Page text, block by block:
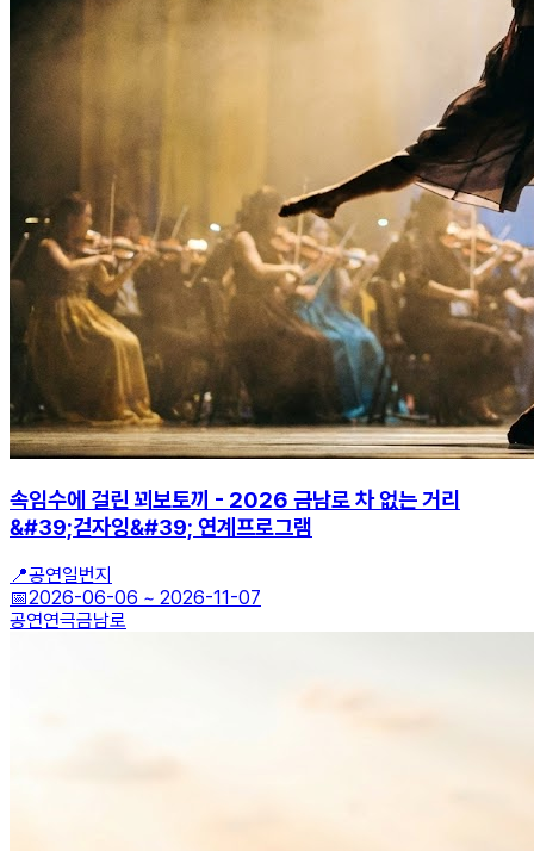
속임수에 걸린 꾀보토끼 - 2026 금남로 차 없는 거리
&#39;걷자잉&#39; 연계프로그램
📍공연일번지
📅2026-06-06 ~ 2026-11-07
공연연극금남로